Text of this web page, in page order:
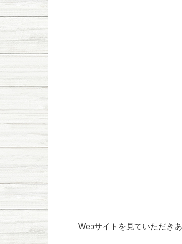
Webサイトを見ていただき